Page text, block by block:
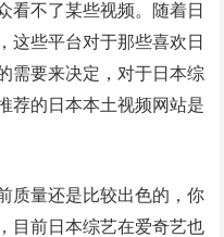
看不了某些视频。随着日
这些平台对于那些喜欢日
需要来决定，对于日本综
荐的日本本土视频网站是
质量还是比较出色的，你
目前日本综艺在爱奇艺也